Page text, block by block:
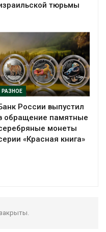
тюрьмы
РАЗНОЕ
России выпустил
обращение памятные
монеты
«Красная книга»